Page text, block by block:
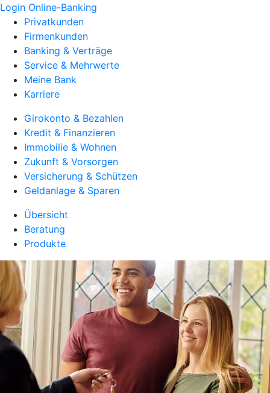
Login Online-Banking
Privatkunden
Firmenkunden
Banking & Verträge
Service & Mehrwerte
Meine Bank
Karriere
Girokonto & Bezahlen
Kredit & Finanzieren
Immobilie & Wohnen
Zukunft & Vorsorgen
Versicherung & Schützen
Geldanlage & Sparen
Übersicht
Beratung
Produkte